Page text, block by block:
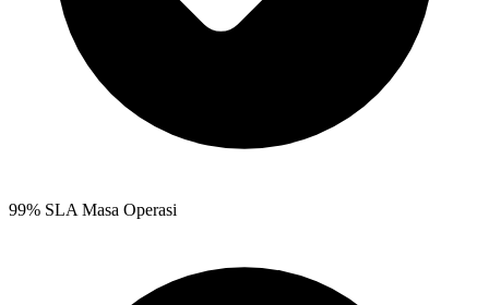
99% SLA Masa Operasi